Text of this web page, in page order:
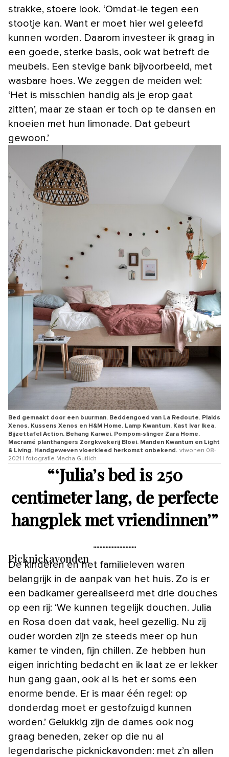
strakke, stoere look. ‘Omdat-ie tegen een
stootje kan. Want er moet hier wel geleefd
kunnen worden. Daarom investeer ik graag in
een goede, sterke basis, ook wat betreft de
meubels. Een stevige bank bijvoorbeeld, met
wasbare hoes. We zeggen de meiden wel:
‘Het is misschien handig als je erop gaat
zitten’, maar ze staan er toch op te dansen en
knoeien met hun limonade. Dat gebeurt
gewoon.’
Bed gemaakt door een buurman. Beddengoed van La Redoute. Plaids
Xenos. Kussens Xenos en H&M Home. Lamp Kwantum. Kast Ivar Ikea.
Bijzettafel Action. Behang Karwei. Pompom-slinger Zara Home.
Macramé planthangers Zorgkwekerij Bloei. Manden Kwantum en Light
& Living. Handgeweven vloerkleed herkomst onbekend. vtwonen 08-
2021 | fotografie Macha Gutlich
“‘Julia’s bed is 250
centimeter lang, de perfecte
hangplek met vriendinnen’”
Picknickavonden
De kinderen en het familieleven waren
belangrijk in de aanpak van het huis. Zo is er
een badkamer gerealiseerd met drie douches
op een rij: ‘We kunnen tegelijk douchen. Julia
en Rosa doen dat vaak, heel gezellig. Nu zij
ouder worden zijn ze steeds meer op hun
kamer te vinden, fijn chillen. Ze hebben hun
eigen inrichting bedacht en ik laat ze er lekker
hun gang gaan, ook al is het er soms een
enorme bende. Er is maar één regel: op
donderdag moet er gestofzuigd kunnen
worden.’ Gelukkig zijn de dames ook nog
graag beneden, zeker op die nu al
legendarische picknickavonden: met z’n allen